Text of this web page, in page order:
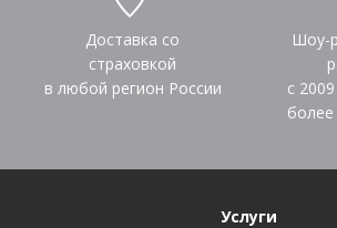
Доставка со
страховкой
в любой регион России
Шоу-
с
более
Услуги